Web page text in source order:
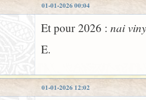
01-01-2026 00:04
Et pour 2026 : nai
E.
01-01-2026 12:02